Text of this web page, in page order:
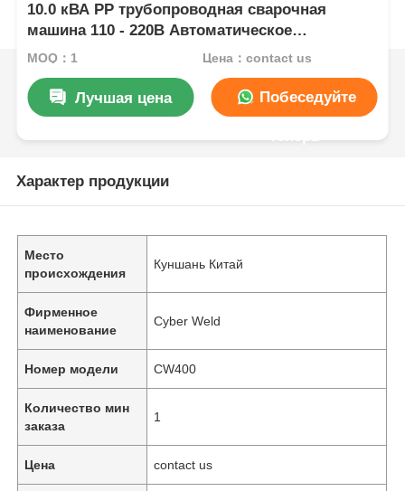
10.0 кВА PP трубопроводная сварочная
машина 110 - 220В Автоматическое
оборудование для сварки труб
MOQ：1 Цена：contact us
Лучшая цена Побеседуйте
Характер продукции
Место
происхождения
Куншань Китай
Фирменное
наименование
Cyber Weld
Номер модели CW400
Количество мин
заказа
1
Цена contact us